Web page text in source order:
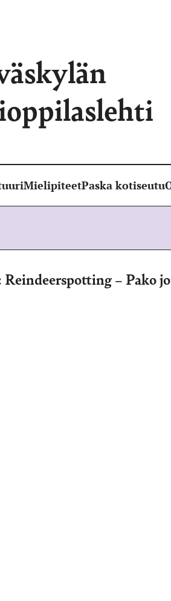
MielipiteetPaska kotiseutu
– Pako